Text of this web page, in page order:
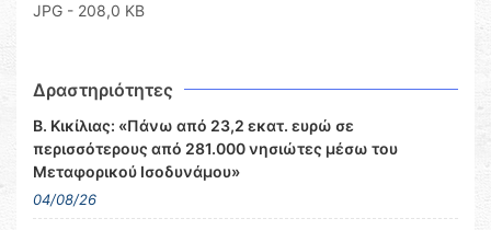
JPG - 208,0 KB
Δραστηριότητες
Β. Κικίλιας: «Πάνω από 23,2 εκατ. ευρώ σε
περισσότερους από 281.000 νησιώτες μέσω του
Μεταφορικού Ισοδυνάμου»
04/08/26